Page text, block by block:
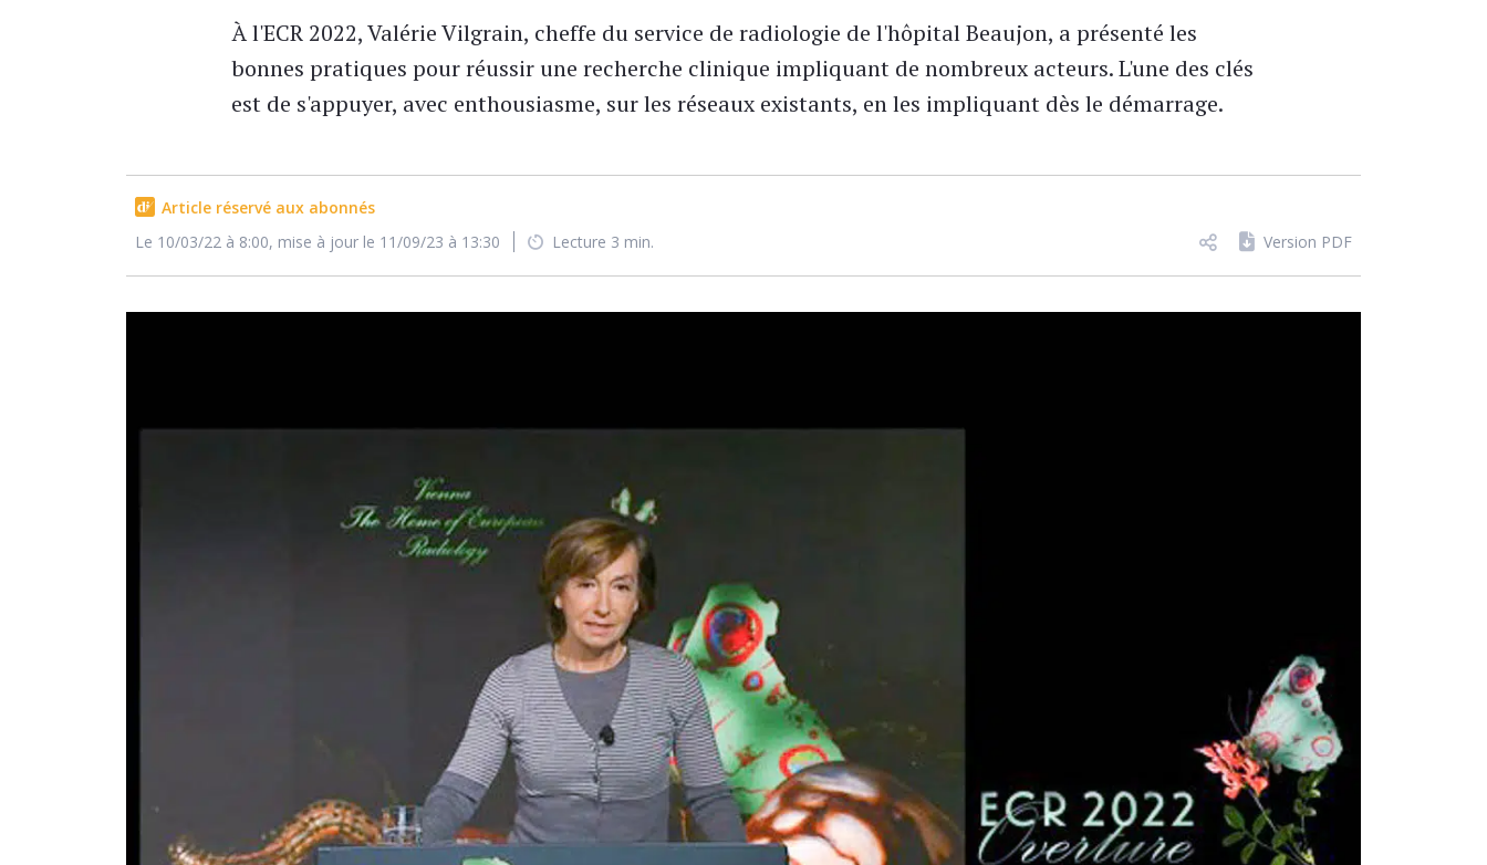
À l'ECR 2022, Valérie Vilgrain, cheffe du service de radiologie de l'hôpital Beaujon, a présenté les
bonnes pratiques pour réussir une recherche clinique impliquant de nombreux acteurs. L'une des clés
est de s'appuyer, avec enthousiasme, sur les réseaux existants, en les impliquant dès le démarrage.
Article réservé aux abonnés
Le 10/03/22 à 8:00, mise à jour le 11/09/23 à 13:30
Lecture 3 min. Version PDF